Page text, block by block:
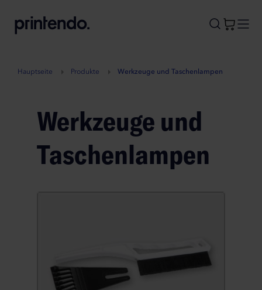
A
Hauptseite Produkte Werkzeuge und Taschenlampen
Werkzeuge und
Taschenlampen